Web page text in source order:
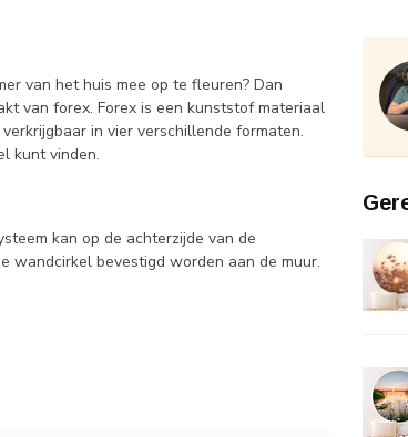
van het huis mee op te fleuren? Dan
van forex. Forex is een kunststof materiaal
in vier verschillende formaten.
kunt vinden.
kan op de achterzijde van de
wandcirkel bevestigd worden aan de muur.